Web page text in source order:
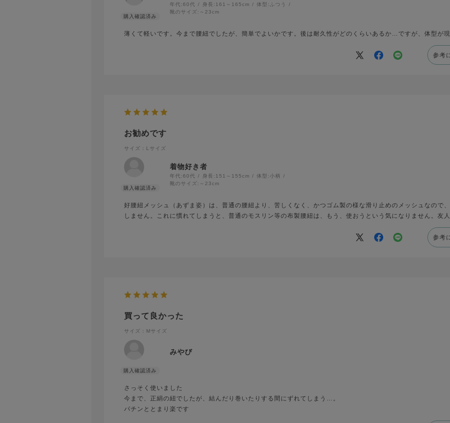
年代:60代 身長: 161～165cm 体型:ふつう
靴のサイズ: ～23cm
薄くて軽いです。今まで腰紐でしたが、簡単でよいかです。後は耐久性がどのくらいあるか…ですが、体型が
参考
お勧めです
サイズ：Lサイズ
着物好き者
年代:60代 身長: 151～155cm 体型:小柄
靴のサイズ: ～23cm
好腰紐メッシュ（あずま姿）は、普通の腰紐より、苦しくなく、かつゴム製の様な滑り止めのメッシュなので
しません。これに慣れてしまうと、普通のモスリン等の布製腰紐は、もう、使おうという気になりません。友
参考
買って良かった
サイズ：Mサイズ
みやび
さっそく使いました
今まで、正絹の紐でしたが、結んだり巻いたりする間にずれてしまう…。
パチンととまり楽です